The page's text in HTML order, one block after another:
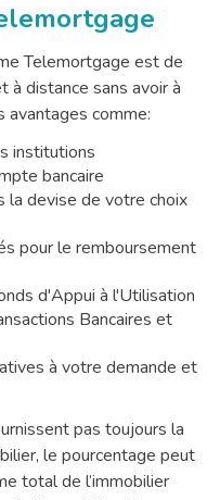
Telemortgage est de
à distance sans avoir à
avantages comme:
institutions
bancaire
la devise de votre choix
pour le remboursement
d'Appui à l'Utilisation
Bancaires et
à votre demande et
pas toujours la
le pourcentage peut
total de l’immobilier